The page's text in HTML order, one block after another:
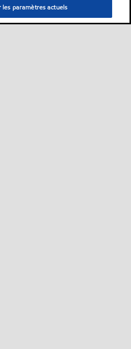
les paramètres actuels